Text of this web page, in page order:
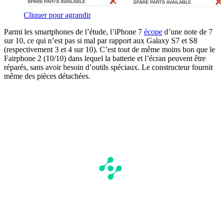
Cliquer pour agrandir
Parmi les smartphones de l’étude, l’iPhone 7 écope d’une note de 7
sur 10, ce qui n’est pas si mal par rapport aux Galaxy S7 et S8
(respectivement 3 et 4 sur 10). C’est tout de même moins bon que le
Fairphone 2 (10/10) dans lequel la batterie et l’écran peuvent être
réparés, sans avoir besoin d’outils spéciaux. Le constructeur fournit
même des pièces détachées.